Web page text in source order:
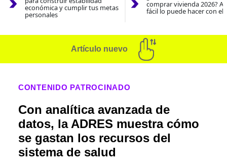
económica y cumplir tus metas
personales
comprar vivienda 2026?
fácil lo puede hacer con el
Artículo nuevo
CONTENIDO PATROCINADO
Con analítica avanzada de
datos, la ADRES muestra cómo
se gastan los recursos del
sistema de salud